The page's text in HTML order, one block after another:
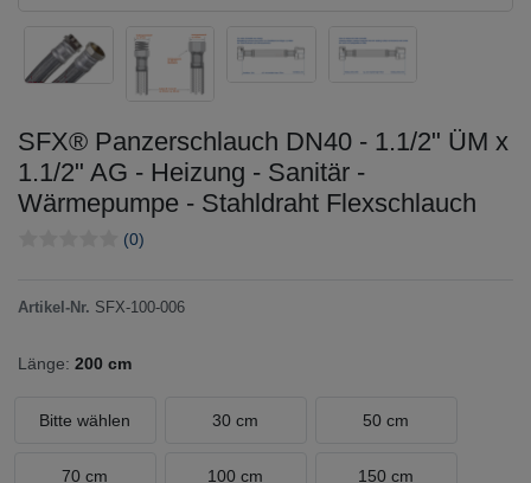
SFX® Panzerschlauch DN40 - 1.1/2" ÜM x
1.1/2" AG - Heizung - Sanitär -
Wärmepumpe - Stahldraht Flexschlauch
(0)
Artikel-Nr. SFX-100-006
Länge: 200 cm
Bitte wählen 30 cm 50 cm
70 cm 100 cm 150 cm